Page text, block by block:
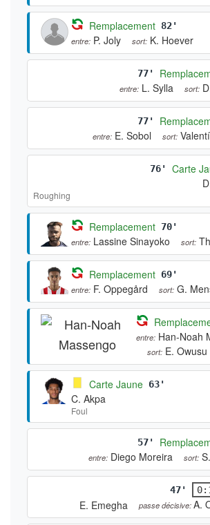
Remplacement 82'
entre: P. Joly sort: K. Hoever
77'
entre: L. Sylla sort:
77'
entre: E. Sobol sort:
76'
Carte
Roughing
Remplacement 70'
entre: Lassine Sinayoko sort:
Remplacement 69'
entre: F. Oppegård sort: G.
entre: Han-Noah
sort: E. Owusu
Carte Jaune 63'
C. Akpa
Foul
57'
entre: Diego Moreira sort:
47'
E. Emegha
passe décisive:A.